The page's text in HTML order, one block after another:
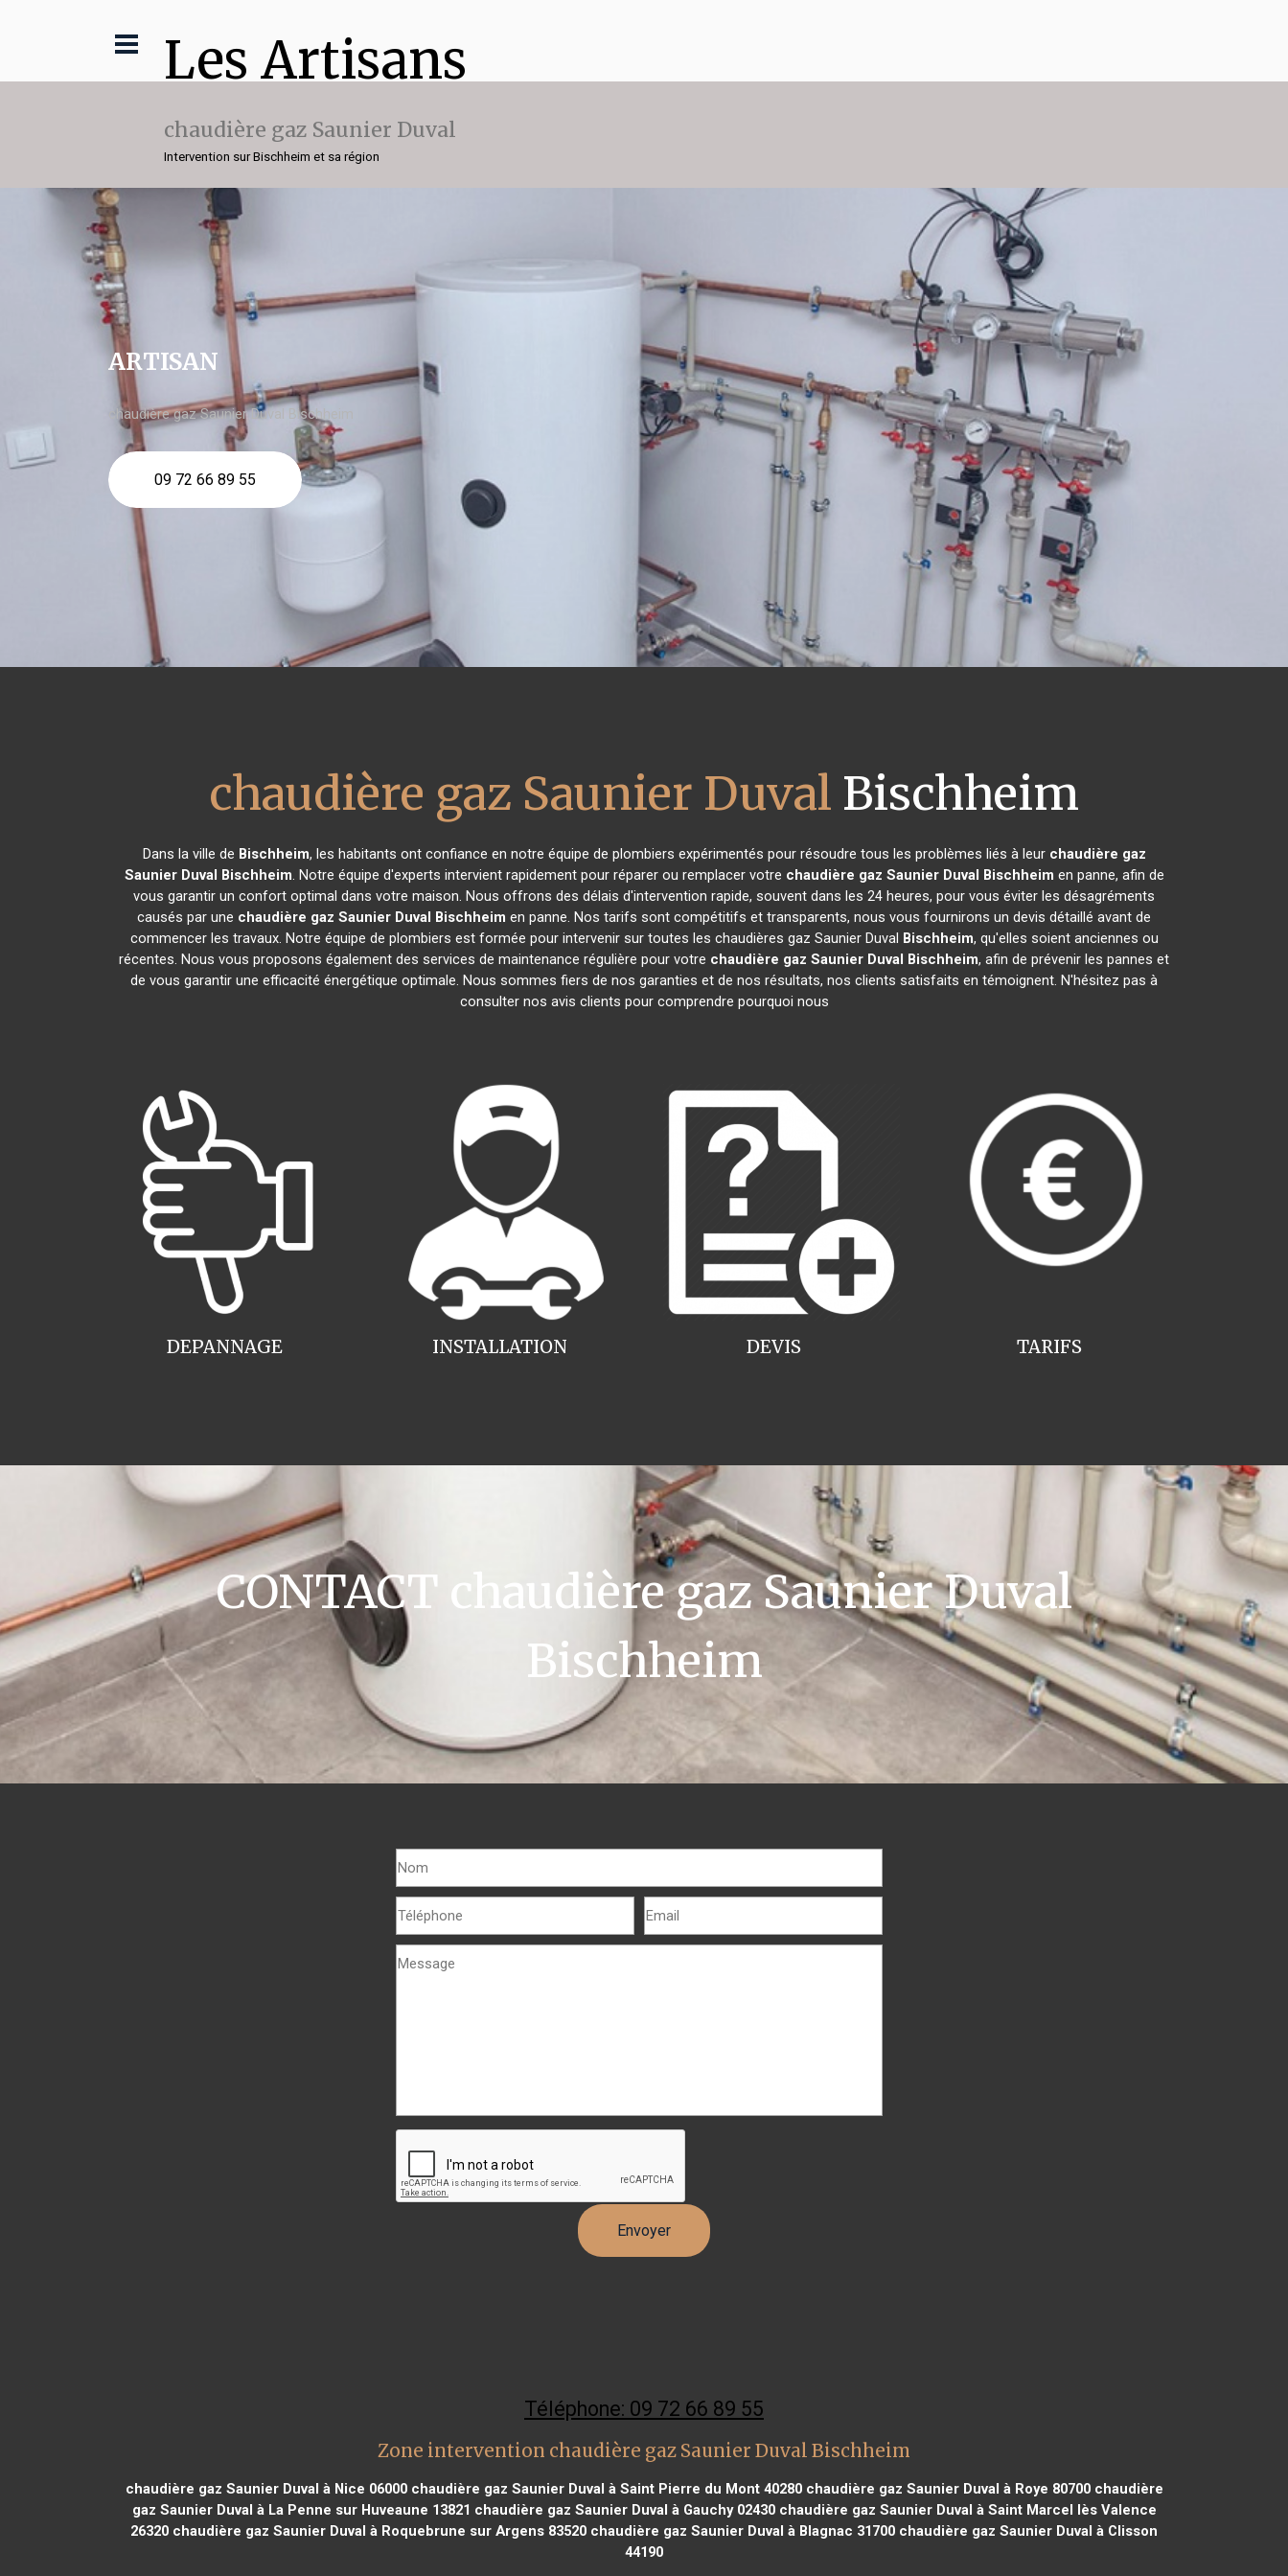
Les Artisans
chaudière gaz Saunier Duval
Intervention sur Bischheim et sa région
ARTISAN
chaudière gaz Saunier Duval Bischheim
09 72 66 89 55
chaudière gaz Saunier Duval Bischheim
Dans la ville de Bischheim, les habitants ont confiance en notre équipe de plombiers expérimentés pour résoudre tous les problèmes liés à leur chaudière gaz
Saunier Duval Bischheim. Notre équipe d'experts intervient rapidement pour réparer ou remplacer votre chaudière gaz Saunier Duval Bischheim en panne, afin de
vous garantir un confort optimal dans votre maison. Nous offrons des délais d'intervention rapide, souvent dans les 24 heures, pour vous éviter les désagréments
causés par une chaudière gaz Saunier Duval Bischheim en panne. Nos tarifs sont compétitifs et transparents, nous vous fournirons un devis détaillé avant de
commencer les travaux. Notre équipe de plombiers est formée pour intervenir sur toutes les chaudières gaz Saunier Duval Bischheim, qu'elles soient anciennes ou
récentes. Nous vous proposons également des services de maintenance régulière pour votre chaudière gaz Saunier Duval Bischheim, afin de prévenir les pannes et
de vous garantir une efficacité énergétique optimale. Nous sommes fiers de nos garanties et de nos résultats, nos clients satisfaits en témoignent. N'hésitez pas à
consulter nos avis clients pour comprendre pourquoi nous
INSTALLATION
DEPANNAGE TARIFS
DEVIS
CONTACT chaudière gaz Saunier Duval
Bischheim
Téléphone: 09 72 66 89 55
Zone intervention chaudière gaz Saunier Duval Bischheim
chaudière gaz Saunier Duval à Nice 06000chaudière gaz Saunier Duval à Saint Pierre du Mont 40280chaudière gaz Saunier Duval à Roye 80700chaudière
gaz Saunier Duval à La Penne sur Huveaune 13821 chaudière gaz Saunier Duval à Gauchy 02430chaudière gaz Saunier Duval à Saint Marcel lès Valence
26320 chaudière gaz Saunier Duval à Roquebrune sur Argens 83520 chaudière gaz Saunier Duval à Blagnac 31700 chaudière gaz Saunier Duval à Clisson
44190